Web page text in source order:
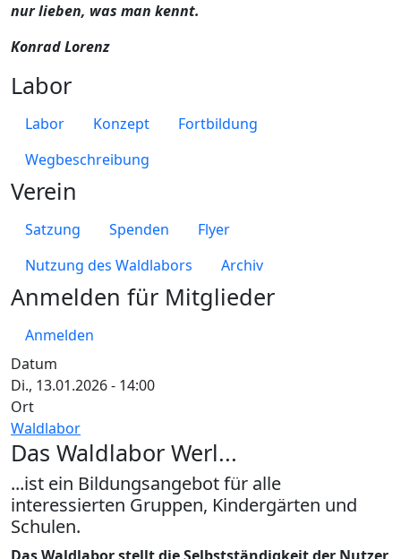
Datum
Di., 13.01.2026 - 14:00
Ort
Waldlabor
nur lieben, was man kennt.
Konrad Lorenz
Labor
Labor Konzept
Fortbildung
Wegbeschreibung
Verein
Satzung Spenden
Flyer
Nutzung des Waldlabors
Archiv
Anmelden für Mitglieder
Anmelden
Das Waldlabor Werl...
...ist ein Bildungsangebot für alle
interessierten Gruppen, Kindergärten und
Schulen.